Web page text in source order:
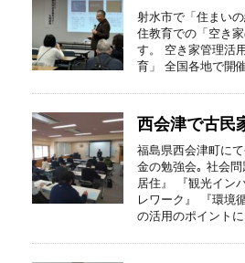
射水市で「住まい
住教育での「空き
す。 空き家管理活
育」 全国各地で開
西会津で古民
福島県西会津町に
金の勉強会｡ 社会
居住』 『観光イン
レワーク』 『環
の活用のポイント